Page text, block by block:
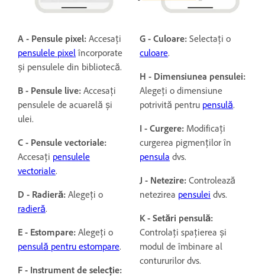
A - Pensule pixel: Accesați
pensulele pixelîncorporate
și pensulele din bibliotecă.
B - Pensule live: Accesați
pensulele de acuarelă și
ulei.
C - Pensule vectoriale:
Accesați pensulele
vectoriale.
D - Radieră: Alegeți o
radieră.
E - Estompare: Alegeți o
pensulă pentru estompare.
F - Instrument de selecție:
G - Culoare: Selectați o
culoare.
H - Dimensiunea pensulei:
Alegeți o dimensiune
potrivită pentru pensulă.
I - Curgere: Modificați
curgerea pigmenților în
pensula dvs.
J - Netezire: Controlează
netezirea pensulei dvs.
K - Setări pensulă:
Controlați spațierea și
modul de îmbinare al
contururilor dvs.